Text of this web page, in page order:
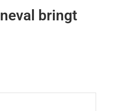
bringt